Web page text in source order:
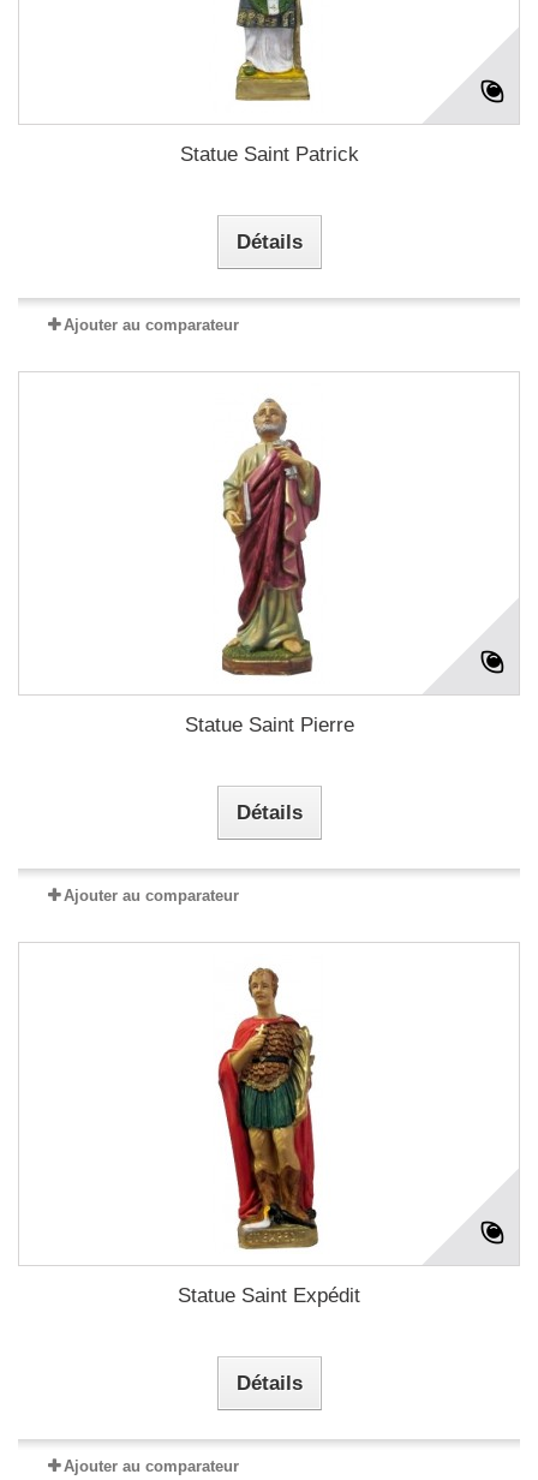
Statue Saint Patrick
Détails
Ajouter au comparateur
Statue Saint Pierre
Détails
Ajouter au comparateur
Statue Saint Expédit
Détails
Ajouter au comparateur